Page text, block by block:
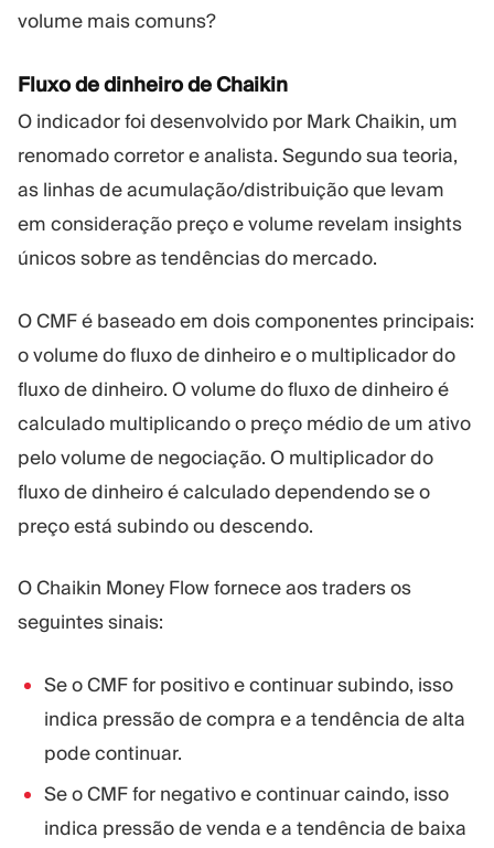
volume mais comuns?
Fluxo de dinheiro de Chaikin
O indicador foi desenvolvido por Mark Chaikin, um
renomado corretor e analista. Segundo sua teoria,
as linhas de acumulação/distribuição que levam
em consideração preço e volume revelam insights
únicos sobre as tendências do mercado.
O CMF é baseado em dois componentes principais:
o volume do fluxo de dinheiro e o multiplicador do
fluxo de dinheiro. O volume do fluxo de dinheiro é
calculado multiplicando o preço médio de um ativo
pelo volume de negociação. O multiplicador do
fluxo de dinheiro é calculado dependendo se o
preço está subindo ou descendo.
O Chaikin Money Flow fornece aos traders os
seguintes sinais:
Se o CMF for positivo e continuar subindo, isso
indica pressão de compra e a tendência de alta
pode continuar.
Se o CMF for negativo e continuar caindo, isso
indica pressão de venda e a tendência de baixa